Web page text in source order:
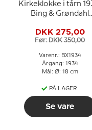
Kirkeklokke i tårn 1934,
Bing & Grøndahl
DKK 275,00
Før: DKK 350,00
Varenr.: BX1934
Årgang: 1934
Mål: Ø: 18 cm
PÅ LAGER
Se vare